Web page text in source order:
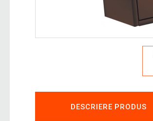
DESCRIERE PRODUS